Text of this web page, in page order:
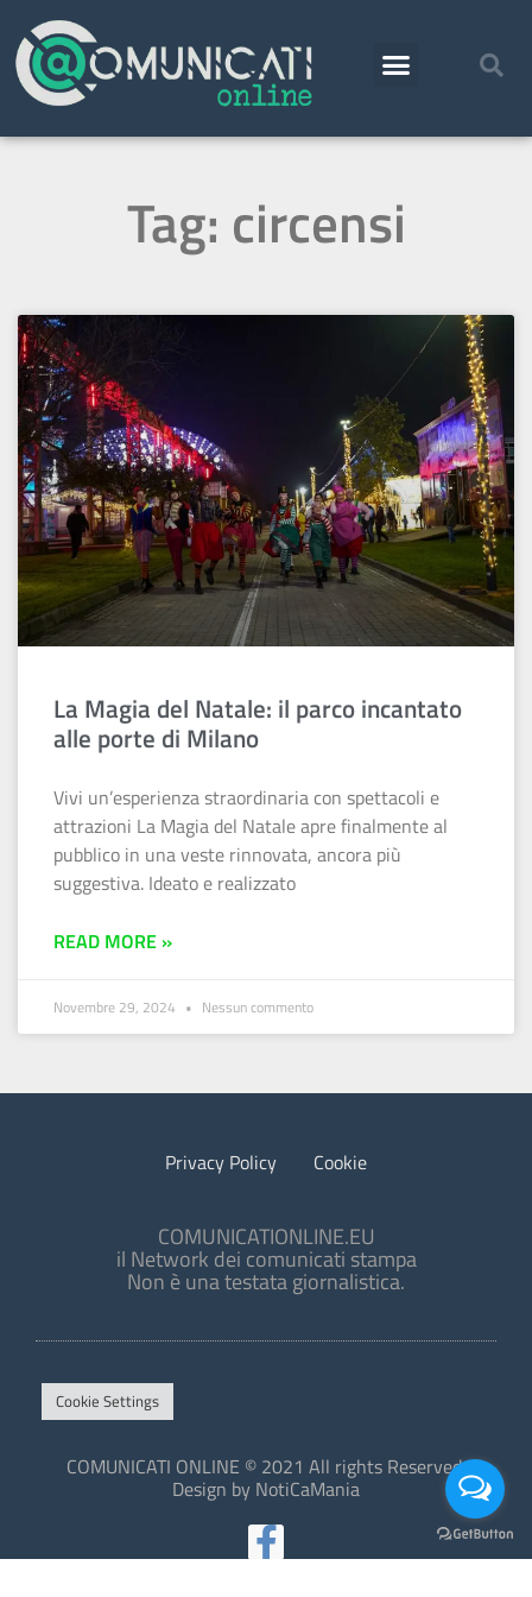
Tag: circensi
La Magia del Natale: il parco incantato
alle porte di Milano
Vivi un’esperienza straordinaria con spettacoli e
attrazioni La Magia del Natale apre finalmente al
pubblico in una veste rinnovata, ancora più
suggestiva. Ideato e realizzato
READ MORE »
Novembre 29, 2024 Nessun commento
Privacy Policy Cookie
COMUNICATIONLINE.EU
il Network dei comunicati stampa
Non è una testata giornalistica.
Cookie Settings
COMUNICATI ONLINE © 2021 All rights Reserved.
Design by NotiCaMania